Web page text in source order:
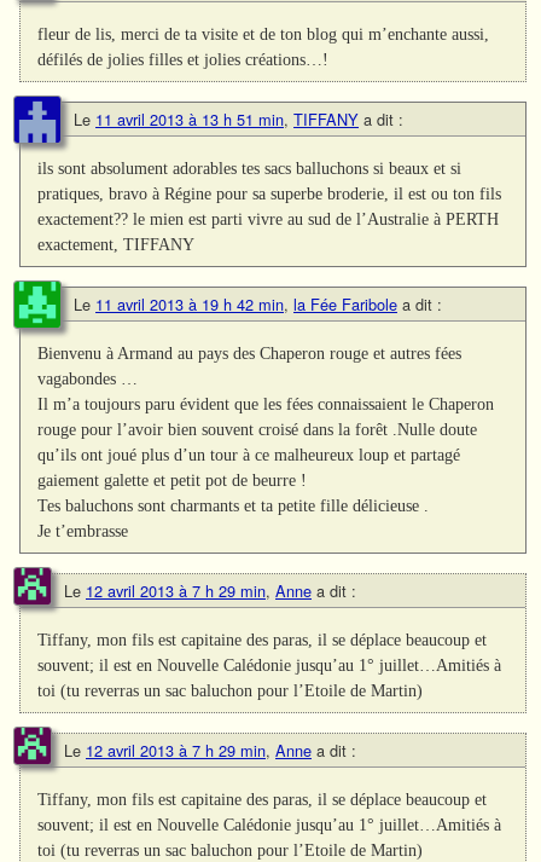
fleur de lis, merci de ta visite et de ton blog qui m’enchante aussi,
défilés de jolies filles et jolies créations…!
Le 11 avril 2013 à 13 h 51 min, TIFFANY a dit :
ils sont absolument adorables tes sacs balluchons si beaux et si
pratiques, bravo à Régine pour sa superbe broderie, il est ou ton fils
exactement?? le mien est parti vivre au sud de l’Australie à PERTH
exactement, TIFFANY
Le 11 avril 2013 à 19 h 42 min, la Fée Faribole a dit :
Bienvenu à Armand au pays des Chaperon rouge et autres fées
vagabondes …
Il m’a toujours paru évident que les fées connaissaient le Chaperon
rouge pour l’avoir bien souvent croisé dans la forêt .Nulle doute
qu’ils ont joué plus d’un tour à ce malheureux loup et partagé
gaiement galette et petit pot de beurre !
Tes baluchons sont charmants et ta petite fille délicieuse .
Je t’embrasse
Le 12 avril 2013 à 7 h 29 min, Anne a dit :
Tiffany, mon fils est capitaine des paras, il se déplace beaucoup et
souvent; il est en Nouvelle Calédonie jusqu’au 1° juillet…Amitiés à
toi (tu reverras un sac baluchon pour l’Etoile de Martin)
Le 12 avril 2013 à 7 h 29 min, Anne a dit :
Tiffany, mon fils est capitaine des paras, il se déplace beaucoup et
souvent; il est en Nouvelle Calédonie jusqu’au 1° juillet…Amitiés à
toi (tu reverras un sac baluchon pour l’Etoile de Martin)